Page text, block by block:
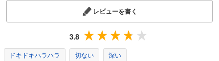
レビューを書く
3.8
ドキドキハラハラ 切ない 深い